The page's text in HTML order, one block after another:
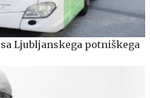
Ljubljanskega potniškega